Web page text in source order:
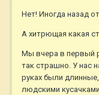
Нет! Иногда назад
А хитрющая какая
Мы вчера в первый
так страшно. У нас
руках были
людскими